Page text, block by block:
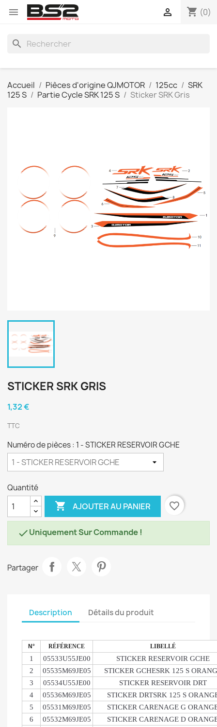
 shopping_cart (0)

search
Accueil Pièces d'origine QJMOTOR 125cc
SRK
125 S
Partie Cycle SRK 125 S Sticker SRK Gris
STICKER SRK GRIS
1,32 €
TTC
Numéro de pièces : 1 - STICKER RESERVOIR GCHE
Quantité
 AJOUTER AU PANIER favorite_border
Uniquement Sur Commande !
Partager
Description Détails du produit
N° RÉFÉRENCE LIBELLÉ
1 05533U55JE00
STICKER RESERVOIR GCHE
2
05535M69JE05
STICKER GCHESRK 125 S
3
05534U55JE00
STICKER RESERVOIR DRT
4
05536M69JE05
STICKER DRTSRK 125 S
5
05531M69JE05
STICKER CARENAGE G
6
05532M69JE05
STICKER CARENAGE D